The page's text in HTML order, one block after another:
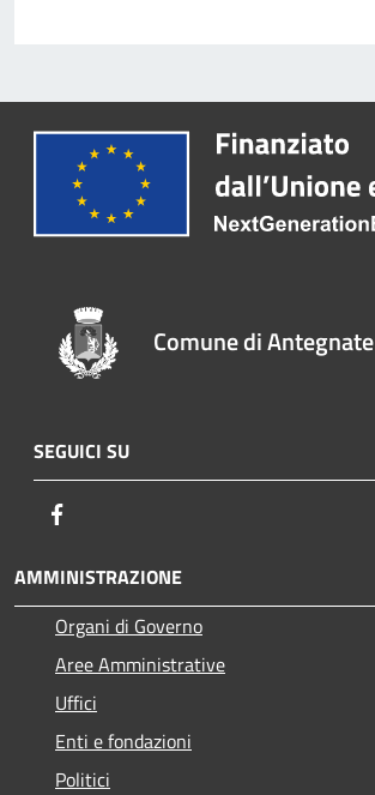
Comune di Antegnate
SEGUICI SU
AMMINISTRAZIONE
Organi di Governo
Aree Amministrative
Uffici
Enti e fondazioni
Politici